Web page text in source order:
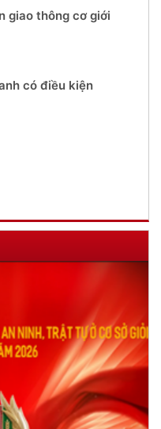
giao thông cơ giới
có điều kiện